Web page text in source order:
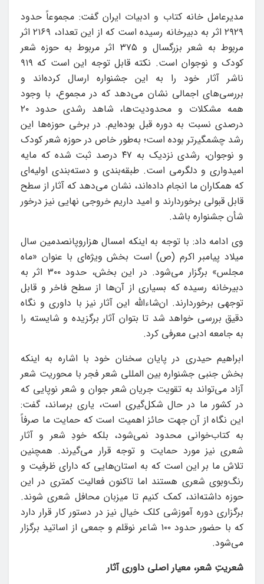
مدیرعامل خانه کتاب و ادبیات ایران گفت: مجموعاً حدود
۲۹۲۹ اثر به دبیرخانه رسیده است که از این تعداد، ۲۱۶۹ اثر
مربوط به شعر بزرگسال و ۳۷۵ اثر مربوط به حوزه شعر
کودک و نوجوان است. نکته قابل توجه این است که ۹۱۹
ناشر آثار خود را به این جشنواره ارسال کرده‌اند و
بررسی‌های اجمالی نشان می‌دهد که در مجموع، با وجود
همه مشکلات و محدودیت‌ها، شاهد رشدی حدود ۲۰
درصدی نسبت به دوره قبل بوده‌ایم. در برخی حوزه‌ها این
رشد چشمگیرتر بوده است؛ به‌طور خاص در حوزه شعر کودک
و نوجوان، رشدی نزدیک به ۴۷ درصد ثبت شده که مایه
امیدواری و دلگرمی است. طبقه‌بندی و دسته‌بندی اولیه‌ای
که همکاران ما انجام داده‌اند، نشان می‌دهد که آثار از سطح
قابل قبولی برخوردارند و امید داریم خروجی نهایی نیز درخور
شأن جشنواره باشد.
وی ادامه داد: با توجه به اینکه امسال هزاروپانصدمین سال
میلاد پیامبر اکرم (ص) است بخش ویژه‌ای با عنوان «ماه
مجلس» برگزار می‌شود. در این بخش، حدود ۳۰۰ اثر به
دبیرخانه رسیده که بسیاری از آن‌ها از سطح فاخر و قابل
توجهی برخوردارند. ان‌شاءالله این آثار نیز با داوری و نگاه
دقیق بررسی خواهد شد تا بتوان آثار برگزیده و شایسته را
به جامعه ادبی معرفی کرد.
ابراهیم حیدری در پایان سخنان خود با اشاره به اینکه
بخش جنبی جشنواره بین المللی شعر فجر با محوریت شعر
آزاد می‌تواند به تقویت جریان شعر جوان و شعر نوپایی که
در کشور ما در حال شکل‌گیری است، یاری برساند، گفت:
این نگاه از آن جهت حائز اهمیت است که حمایت ما صرفاً
به کتاب‌خوانی محدود نمی‌شود، بلکه خودِ شعر و آثار
شعری نیز مورد حمایت و توجه قرار می‌گیرند. همچنین
تلاش ما بر این است که به استان‌هایی که دارای ظرفیت و
رنگ‌وبوی شعری هستند اما تاکنون فعالیت کمتری در این
حوزه داشته‌اند، کمک کنیم تا میزبان محافل شعری شوند.
برگزاری دوره‌ آموزشی کلک خیال نیز در دستور کار قرار دارد
که با حضور حدود ۱۰۰ شاعر نوقلم و جمعی از اساتید برگزار
می‌شود.
شعریتِ شعر، معیار اصلی داوری آثار